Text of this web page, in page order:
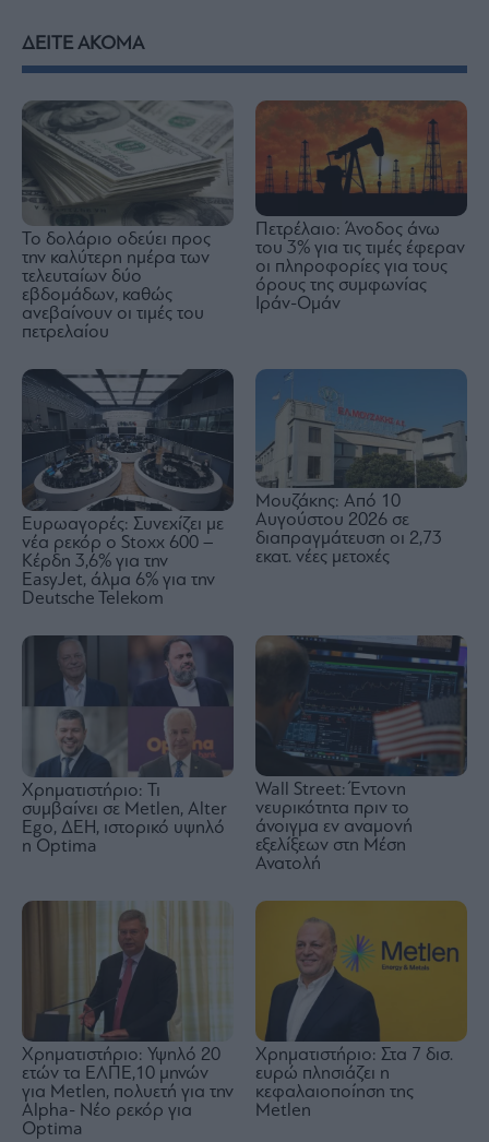
ΔΕΙΤΕ ΑΚΟΜΑ
Το δολάριο οδεύει προς
την καλύτερη ημέρα των
τελευταίων δύο
εβδομάδων, καθώς
ανεβαίνουν οι τιμές του
πετρελαίου
Πετρέλαιο: Άνοδος άνω
του 3% για τις τιμές έφεραν
οι πληροφορίες για τους
όρους της συμφωνίας
Ιράν-Ομάν
Ευρωαγορές: Συνεχίζει με
νέα ρεκόρ ο Stoxx 600 –
Κέρδη 3,6% για την
EasyJet, άλμα 6% για την
Deutsche Telekom
Μουζάκης: Από 10
Αυγούστου 2026 σε
διαπραγμάτευση οι 2,73
εκατ. νέες μετοχές
Χρηματιστήριο: Τι
συμβαίνει σε Metlen, Αlter
Ego, ΔΕΗ, ιστορικό υψηλό
η Optima
Wall Street: Έντονη
νευρικότητα πριν το
άνοιγμα εν αναμονή
εξελίξεων στη Μέση
Ανατολή
Χρηματιστήριο: Υψηλό 20
ετών τα ΕΛΠΕ,10 μηνών
για Metlen, πολυετή για την
Alpha- Νέο ρεκόρ για
Optima
Χρηματιστήριο: Στα 7 δισ.
ευρώ πλησιάζει η
κεφαλαιοποίηση της
Metlen